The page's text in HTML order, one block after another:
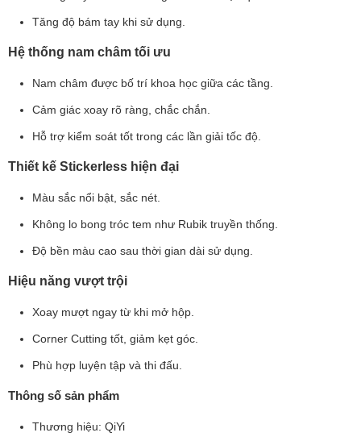
Tăng độ bám tay khi sử dụng.
Hệ thống nam châm tối ưu
Nam châm được bố trí khoa học giữa các tầng.
Cảm giác xoay rõ ràng, chắc chắn.
Hỗ trợ kiểm soát tốt trong các lần giải tốc độ.
Thiết kế Stickerless hiện đại
Màu sắc nổi bật, sắc nét.
Không lo bong tróc tem như Rubik truyền thống.
Độ bền màu cao sau thời gian dài sử dụng.
Hiệu năng vượt trội
Xoay mượt ngay từ khi mở hộp.
Corner Cutting tốt, giảm kẹt góc.
Phù hợp luyện tập và thi đấu.
Thông số sản phẩm
Thương hiệu: QiYi